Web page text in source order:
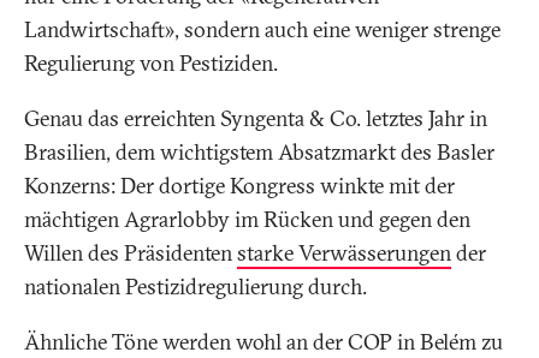
Landwirtschaft», sondern auch eine weniger strenge
Regulierung von Pestiziden.
Genau das erreichten Syngenta & Co. letztes Jahr in
Brasilien, dem wichtigstem Absatzmarkt des Basler
Konzerns: Der dortige Kongress winkte mit der
mächtigen Agrarlobby im Rücken und gegen den
Willen des Präsidentenstarke Verwässerungender
nationalen Pestizidregulierung durch.
Ähnliche Töne werden wohl an der COP in Belém zu